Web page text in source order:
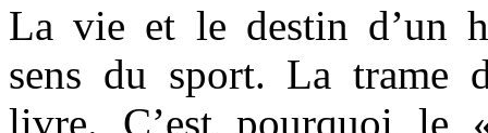
La vie et le destin d’un
sens du sport. La trame
livre. C’est pourquoi le